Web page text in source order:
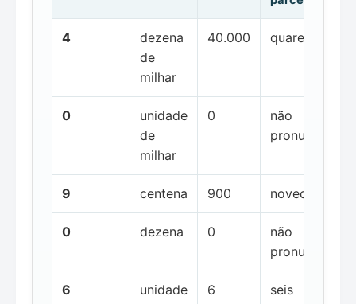
4
dezena
de
milhar
40.000 quarenta mil
0
unidade
de
milhar
0
não
pronunciada
9 centena 900 novecentos
0 dezena 0
não
pronunciada
6 unidade 6 seis